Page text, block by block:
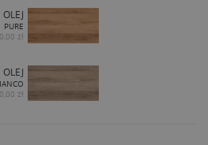
OLEJ
PURE
0,00 zł
OLEJ
0,00 zł